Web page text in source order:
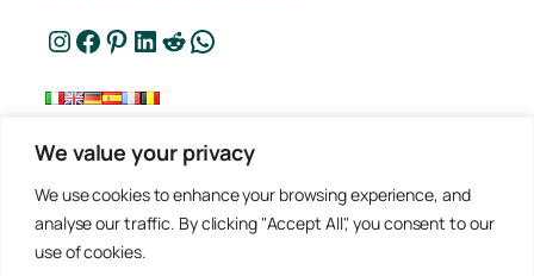
We value your privacy
We use cookies to enhance your browsing experience, and
analyse our traffic. By clicking "Accept All", you consent to our
use of cookies.
Instagram Facebook Pinterest LinkedIn Reddit WhatsApp
Werk
Contact
Privacybeleid